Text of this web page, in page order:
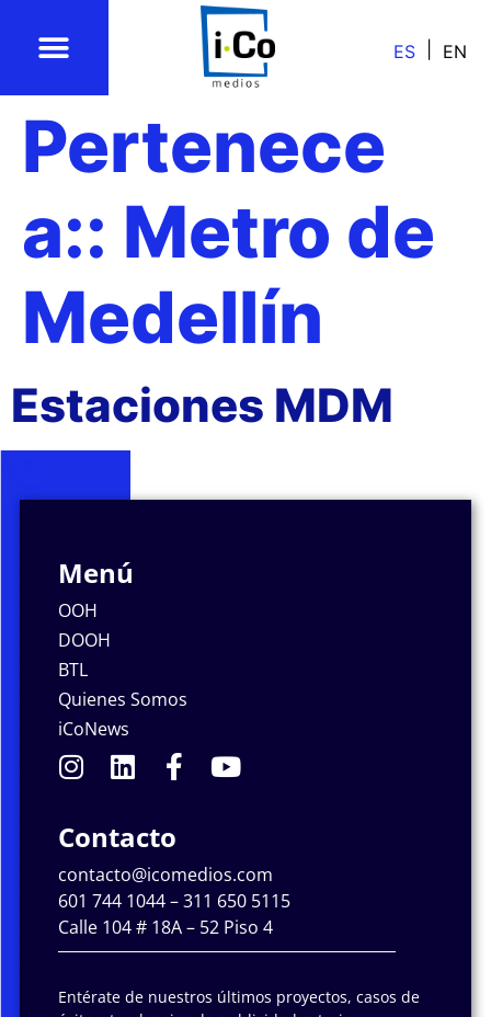
ES EN
Pertenece
a:: Metro de
Medellín
Estaciones MDM
Menú
OOH
DOOH
BTL
Quienes Somos
iCoNews
Contacto
contacto@icomedios.com
601 744 1044 – 311 650 5115
Calle 104 # 18A – 52 Piso 4
Entérate de nuestros últimos proyectos, casos de